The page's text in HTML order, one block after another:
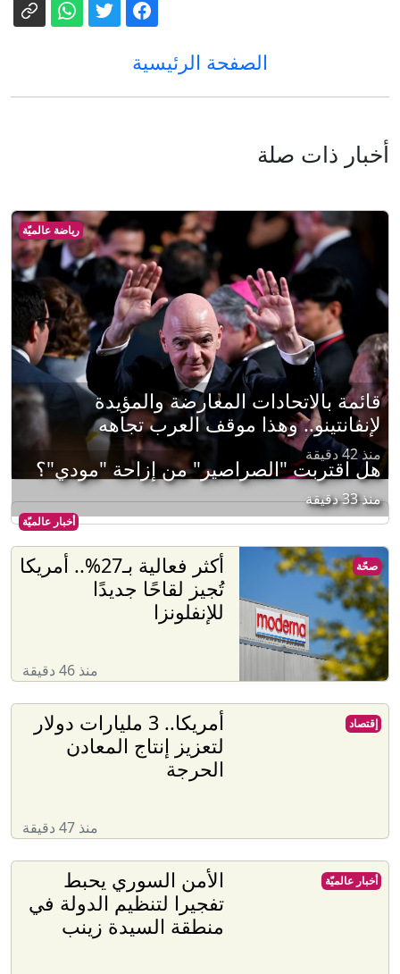
الصفحة الرئيسية
أخبار ذات صلة
رياضة عالميّة
قائمة بالاتحادات المعارضة والمؤيدة
لإنفانتينو.. وهذا موقف العرب تجاهه
منذ 42 دقيقة
أخبار عالميّة
هل اقتربت "الصراصير" من إزاحة "مودي"؟
منذ 33 دقيقة
أكثر فعالية بـ27%.. أمريكا
تُجيز لقاحًا جديدًا
للإنفلونزا
منذ 46 دقيقة
صحّة
أمريكا.. 3 مليارات دولار
لتعزيز إنتاج المعادن
الحرجة
منذ 47 دقيقة
إقتصاد
الأمن السوري يحبط
تفجيرا لتنظيم الدولة في
منطقة السيدة زينب
أخبار عالميّة